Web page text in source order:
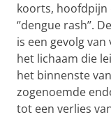
koorts, hoofdpijn
‘’dengue rash’’.
is een gevolg
het lichaam die
het binnenste
zogenoemde
tot een verlies